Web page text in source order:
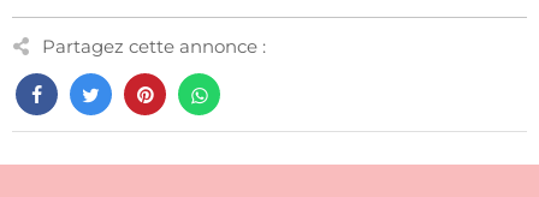
Partagez cette annonce :